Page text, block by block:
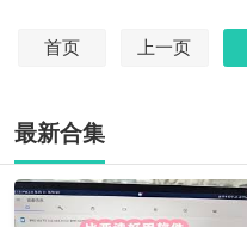
首页 上一页
最新合集